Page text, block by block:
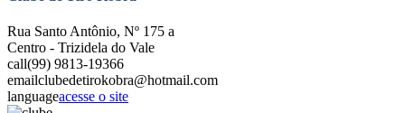
Rua Santo Antônio, Nº 175 a
Centro - Trizidela do Vale
call(99) 9813-19366
emailclubedetirokobra@hotmail.com
languageacesse o site